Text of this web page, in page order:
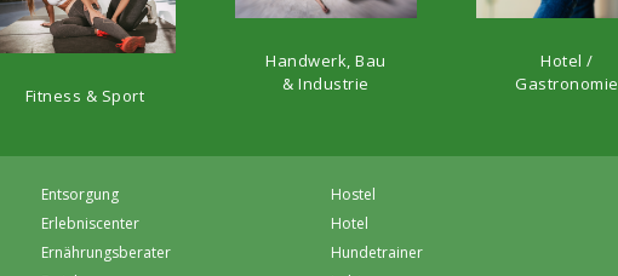
Fitness & Sport
Handwerk, Bau
& Industrie
Hotel /
Gastronomie
Entsorgung
Erlebniscenter
Ernährungsberater
Hostel
Hotel
Hundetrainer